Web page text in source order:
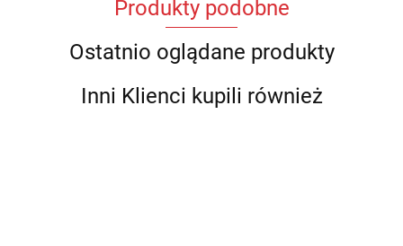
Produkty podobne
Ostatnio oglądane produkty
Inni Klienci kupili również